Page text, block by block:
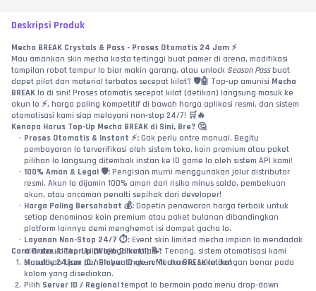
Deskripsi Produk
Mecha BREAK Crystals & Pass - Proses Otomatis 24 Jam ⚡
Mau amankan skin mecha kasta tertinggi buat pamer di arena, modifikasi
tampilan robot tempur lo biar makin garang, atau unlock Season Pass buat
dapet pilot dan material terbatas secepat kilat? 🛡️🤖 Top-up amunisi Mecha
BREAK lo di sini! Proses otomatis secepat kilat (detikan) langsung masuk ke
akun lo ⚡, harga paling kompetitif di bawah harga aplikasi resmi, dan sistem
otomatisasi kami siap melayani non-stop 24/7! 🛒🔥
Kenapa Harus Top-Up Mecha BREAK di Sini, Bre? 🤔
Proses Otomatis & Instant ⚡: Gak perlu antre manual. Begitu
pembayaran lo terverifikasi oleh sistem toko, koin premium atau paket
pilihan lo langsung ditembak instan ke ID game lo oleh sistem API kami!
100% Aman & Legal 🛡️: Pengisian murni menggunakan jalur distributor
resmi. Akun lo dijamin 100% aman dari risiko minus saldo, pembekuan
akun, atau ancaman penalti sepihak dari developer!
Harga Paling Bersahabat 💰: Dapetin penawaran harga terbaik untuk
setiap denominasi koin premium atau paket bulanan dibandingkan
platform lainnya demi menghemat isi dompet gacha lo.
Layanan Non-Stop 24/7 ⏱️: Event skin limited mecha impian lo mendadak
rilis atau diskon kilat tengah malam? Tenang, sistem otomatisasi kami
standby 24 jam penuh buat nge-refill akun lo seketika!
Cara Order & Top-Up (Wajib Diikuti!) 📝:
Masukkan User ID / Player ID akun Mecha BREAK lo dengan benar pada
kolom yang disediakan.
Pilih Server ID / Regional tempat lo bermain pada menu drop-down